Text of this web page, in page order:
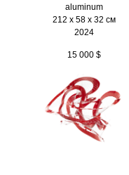
aluminum
212 х 58 х 32 см
2024
15 000 $